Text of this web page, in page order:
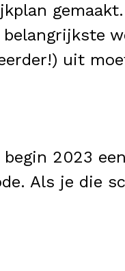
uit
2023
Als je die